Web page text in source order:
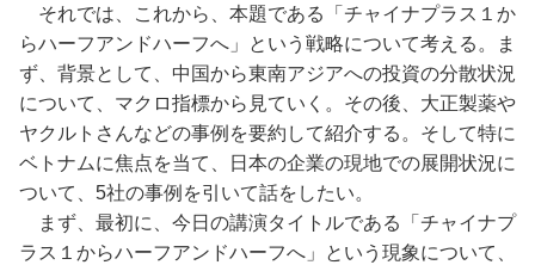
それでは、これから、本題である「チャイナプラス１か
らハーフアンドハーフへ」という戦略について考える。ま
ず、背景として、中国から東南アジアへの投資の分散状況
について、マクロ指標から見ていく。その後、大正製薬や
ヤクルトさんなどの事例を要約して紹介する。そして特に
ベトナムに焦点を当て、日本の企業の現地での展開状況に
ついて、5社の事例を引いて話をしたい。
まず、最初に、今日の講演タイトルである「チャイナプ
ラス１からハーフアンドハーフへ」という現象について、